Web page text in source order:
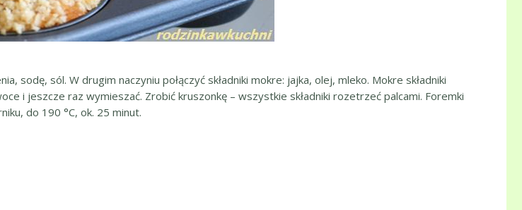
sodę, sól. W drugim naczyniu połączyć składniki mokre: jajka, olej, mleko. Mokre składniki
i jeszcze raz wymieszać. Zrobić kruszonkę – wszystkie składniki rozetrzeć palcami. Foremki
do 190 °C, ok. 25 minut.